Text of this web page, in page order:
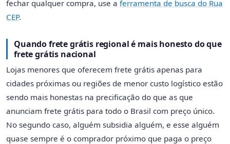
fechar qualquer compra, use a ferramenta de busca do Rua
CEP.
Quando frete grátis regional é mais honesto do que
frete grátis nacional
Lojas menores que oferecem frete grátis apenas para
cidades próximas ou regiões de menor custo logístico estão
sendo mais honestas na precificação do que as que
anunciam frete grátis para todo o Brasil com preço único.
No segundo caso, alguém subsidia alguém, e esse alguém
quase sempre é o comprador próximo que paga o preço